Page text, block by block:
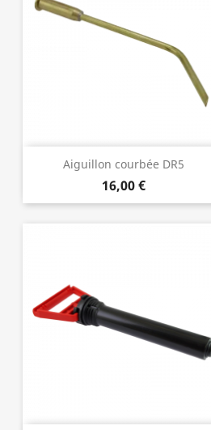
Aiguillon courbée DR5
16,00 €